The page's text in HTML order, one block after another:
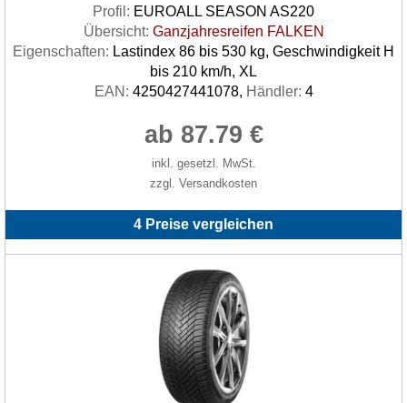
Profil: EUROALL SEASON AS220
Übersicht: Ganzjahresreifen FALKEN
Eigenschaften: Lastindex 86 bis 530 kg, Geschwindigkeit H
bis 210 km/h, XL
EAN: 4250427441078, Händler: 4
ab 87.79 €
inkl. gesetzl. MwSt.
zzgl. Versandkosten
4 Preise vergleichen